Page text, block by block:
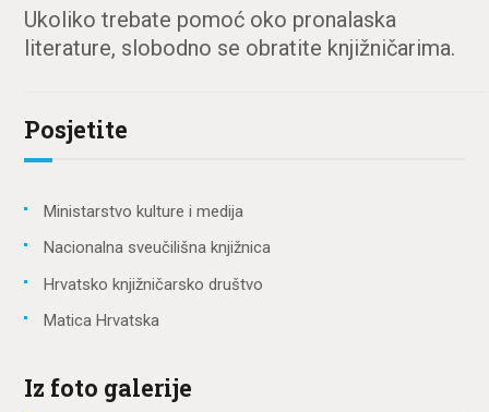
Ukoliko trebate pomoć oko pronalaska
literature, slobodno se obratite knjižničarima.
Posjetite
Ministarstvo kulture i medija
Nacionalna sveučilišna knjižnica
Hrvatsko knjižničarsko društvo
Matica Hrvatska
Iz foto galerije